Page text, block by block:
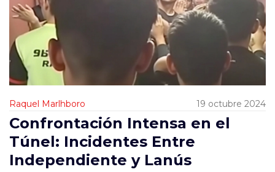
Raquel Marlhboro 19 octubre 2024
Confrontación Intensa en el
Túnel: Incidentes Entre
Independiente y Lanús